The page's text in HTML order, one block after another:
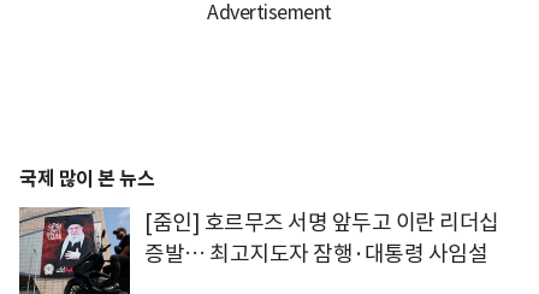
국제 많이 본 뉴스
[줌인] 호르무즈 서명 앞두고 이란 리더십
증발… 최고지도자 잠행·대통령 사임설